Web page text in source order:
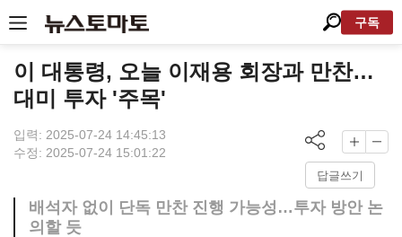
구독
이 대통령, 오늘 이재용 회장과 만찬…
대미 투자 '주목'
입력: 2025-07-24 14:45:13
수정: 2025-07-24 15:01:22
답글쓰기
배석자 없이 단독 만찬 진행 가능성…투자 방안 논
의할 듯